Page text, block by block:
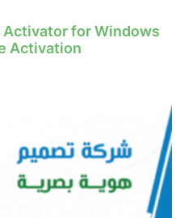
Activator for Windows
Activation